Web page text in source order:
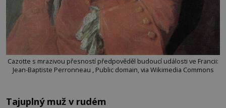
Cazotte s mrazivou přesností předpověděl budoucí události ve Francii:
Jean-Baptiste Perronneau , Public domain, via Wikimedia Commons
Tajuplný muž v rudém